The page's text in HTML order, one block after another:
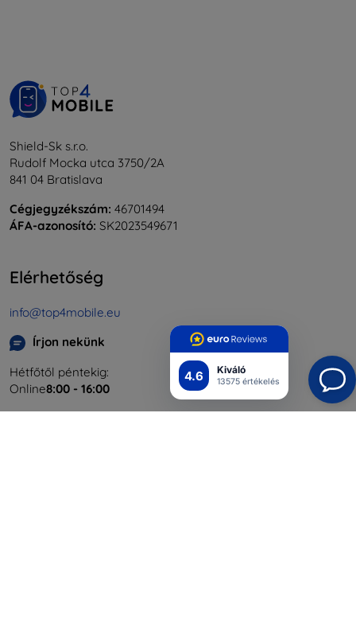
4.6 Kiváló
13575 értékelés
Shield-Sk s.r.o.
Rudolf Mocka utca 3750/2A
841 04 Bratislava
Cégjegyzékszám: 46701494
ÁFA-azonosító: SK2023549671
Elérhetőség
info@top4mobile.eu
Írjon nekünk
Hétfőtől péntekig:
Online8:00 - 16:00